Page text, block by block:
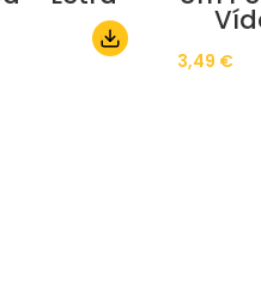
3,49 €